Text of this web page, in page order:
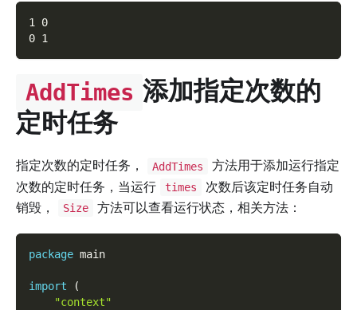
1 0
0 1
AddTimes 添加指定次数的
定时任务
指定次数的定时任务， AddTimes
方法用于添加运行指定
次数的定时任务，当运行
times
次数后该定时任务自动
销毁，
Size 方法可以查看运行状态，相关方法：
package main
import
(
"context"